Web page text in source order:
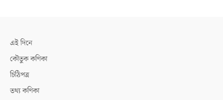
এই দিনে
কৌতুক কণিকা
চিঠিপত্র
তথ্য কণিকা